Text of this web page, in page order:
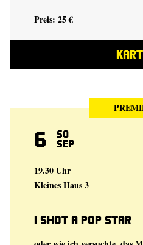
Preis: 25 €
6 So
Sep
19.30 Uhr
Kleines Haus 3
I shot a Pop Star